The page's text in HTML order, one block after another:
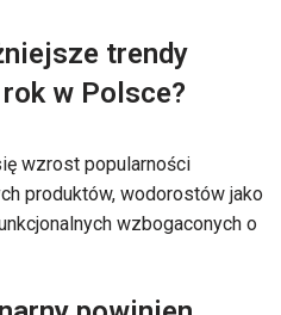
trendy
w Polsce?
wzrost popularności
produktów, wodorostów jako
wzbogaconych o